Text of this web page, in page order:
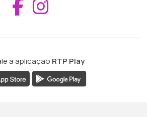
Aceder ao
a aplicação RTP Play